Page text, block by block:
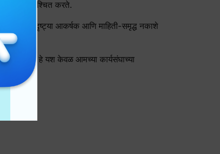
अनुभव सुनिश्चित करते.
हे दृष्यदृष्ट्या आकर्षक आणि माहिती-समृद्ध नकाशे
पटकावले. हे यश केवळ आमच्या कार्यसंघाच्या